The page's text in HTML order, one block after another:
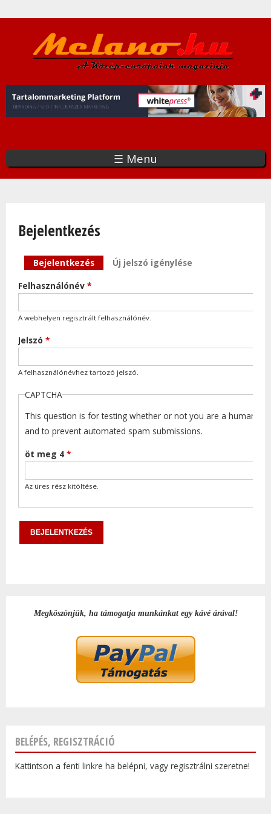
a
tartalomra
☰ Menu
Bejelentkezés
Elsődleges fülek
Bejelentkezés (aktív fül)
Új jelszó igénylése
Felhasználónév *
A webhelyen regisztrált felhasználónév.
Jelszó *
A felhasználónévhez tartozó jelszó.
CAPTCHA
This question is for testing whether or not you are a human
and to prevent automated spam submissions.
öt meg 4 *
Az üres rész kitöltése.
Megköszönjük, ha támogatja munkánkat egy kávé árával!
BELÉPÉS, REGISZTRÁCIÓ
Kattintson a fenti linkre ha belépni, vagy regisztrálni szeretne!